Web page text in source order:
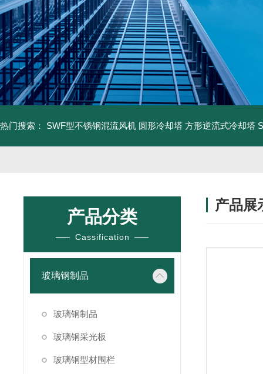
热门搜索： SWF型不锈钢混流风机 圆形冷却塔 方形逆流式冷却塔
产品分类
Cassification
玻璃钢制品
玻璃钢制品
玻璃钢采光板
玻璃钢型材围栏
产品展